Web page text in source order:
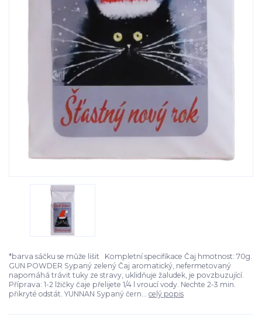
*barva sáčku se může lišit Kompletní specifikace Čaj hmotnost: 70g.
GUN POWDER Sypaný zelený Čaj aromatický, nefermetovaný
napomáhá trávit tuky ze stravy, uklidňuje žaludek, je povzbuzující.
Příprava: 1-2 lžičky čaje přelijete 1/4 l vroucí vody. Nechte 2-3 min.
přikryté odstát. YUNNAN Sypaný čern... celý popis